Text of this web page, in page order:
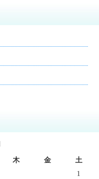
木 金 土
1